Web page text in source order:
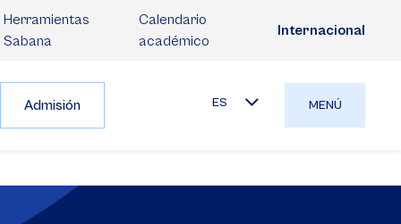
Herramientas
Sabana
Calendario
académico
Internacional
Admisión ES MENÚ